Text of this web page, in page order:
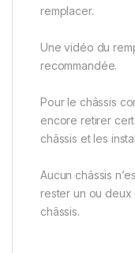
remplacer.
Une vidéo du
recommandée.
Pour le châssis
encore retirer
châssis et les
Aucun châssis
rester un ou deux
châssis.